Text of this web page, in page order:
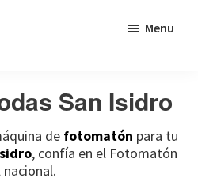
Menu
San Isidro
de fotomatón para tu
, confía en el Fotomatón